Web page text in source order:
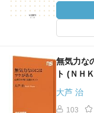
無気力な
ト (ＮＨ
大芦 治
103